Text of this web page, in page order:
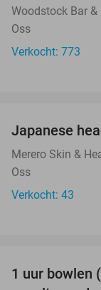
Woodstock Bar &
Oss
Verkocht: 773
Japanese
Merero Skin &
Oss
Verkocht: 43
1 uur bowlen